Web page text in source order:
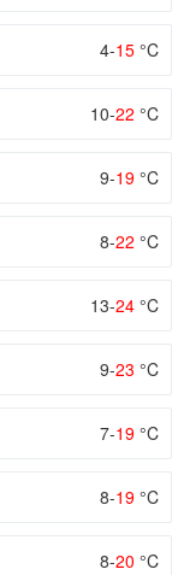
4-15 °C
10-22 °C
9-19 °C
8-22 °C
13-24 °C
9-23 °C
7-19 °C
8-19 °C
8-20 °C